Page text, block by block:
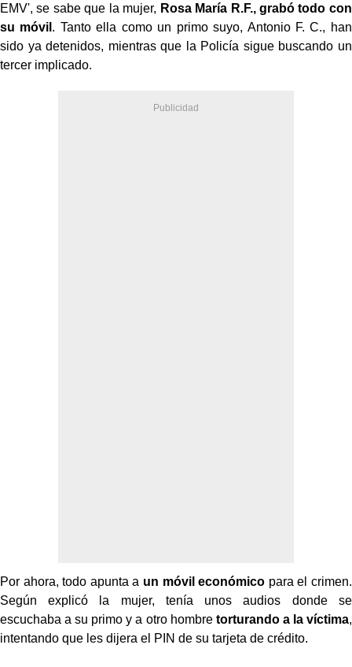
EMV', se sabe que la mujer, Rosa María R.F., grabó todo con
su móvil . Tanto ella como un primo suyo, Antonio F. C., han
sido ya detenidos, mientras que la Policía sigue buscando un
tercer implicado.
Por ahora, todo apunta a un móvil económico para el crimen.
Según explicó la mujer, tenía unos audios donde se
escuchaba a su primo y a otro hombre torturando a la víctima,
intentando que les dijera el PIN de su tarjeta de crédito.